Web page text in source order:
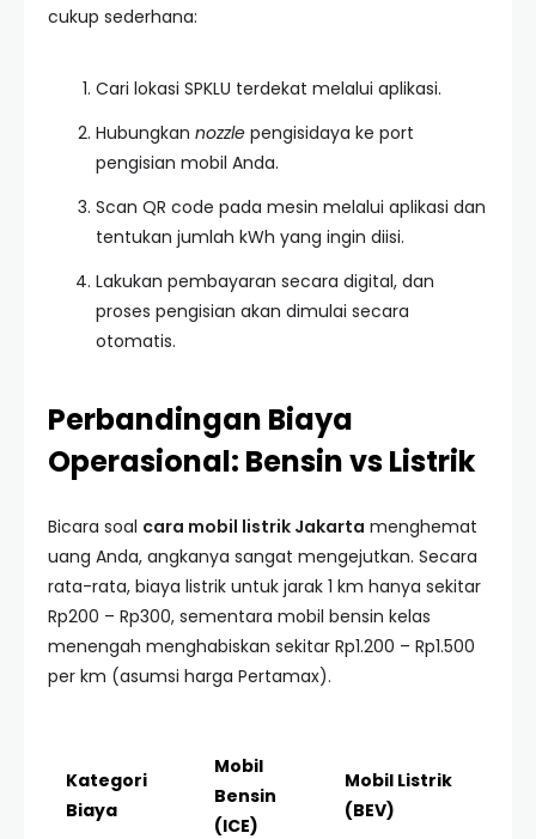
cukup sederhana:
Cari lokasi SPKLU terdekat melalui aplikasi.
Hubungkan nozzle pengisidaya ke port
pengisian mobil Anda.
Scan QR code pada mesin melalui aplikasi dan
tentukan jumlah kWh yang ingin diisi.
Lakukan pembayaran secara digital, dan
proses pengisian akan dimulai secara
otomatis.
Perbandingan Biaya
Operasional: Bensin vs Listrik
Bicara soal cara mobil listrik Jakarta menghemat
uang Anda, angkanya sangat mengejutkan. Secara
rata-rata, biaya listrik untuk jarak 1 km hanya sekitar
Rp200 – Rp300, sementara mobil bensin kelas
menengah menghabiskan sekitar Rp1.200 – Rp1.500
per km (asumsi harga Pertamax).
Kategori
Biaya
Mobil
Bensin
(ICE)
Mobil Listrik
(BEV)